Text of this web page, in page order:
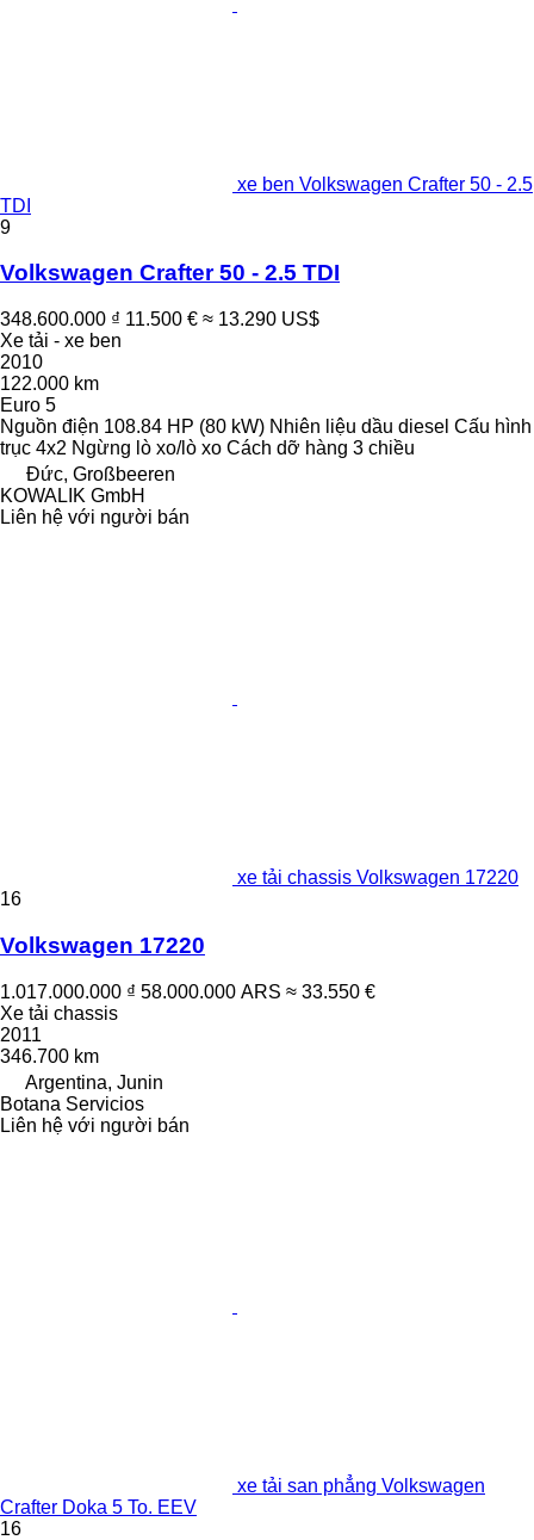
xe ben Volkswagen Crafter 50 - 2.5
TDI
9
Volkswagen Crafter 50 - 2.5 TDI
348.600.000 ₫ 11.500 € ≈ 13.290 US$
Xe tải - xe ben
2010
122.000 km
Euro 5
Nguồn điện 108.84 HP (80 kW) Nhiên liệu dầu diesel Cấu hình
trục 4x2 Ngừng lò xo/lò xo Cách dỡ hàng 3 chiều
Đức, Großbeeren
KOWALIK GmbH
Liên hệ với người bán
xe tải chassis Volkswagen 17220
16
Volkswagen 17220
1.017.000.000 ₫ 58.000.000 ARS ≈ 33.550 €
Xe tải chassis
2011
346.700 km
Argentina, Junin
Botana Servicios
Liên hệ với người bán
xe tải san phẳng Volkswagen
Crafter Doka 5 To. EEV
16